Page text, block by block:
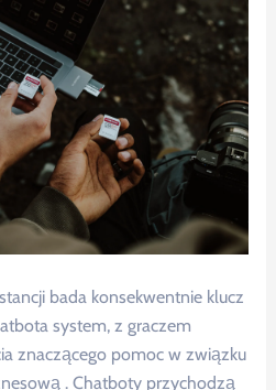
bada konsekwentnie klucz
system, z graczem
znaczącego pomoc w związku
. Chatboty przychodzą